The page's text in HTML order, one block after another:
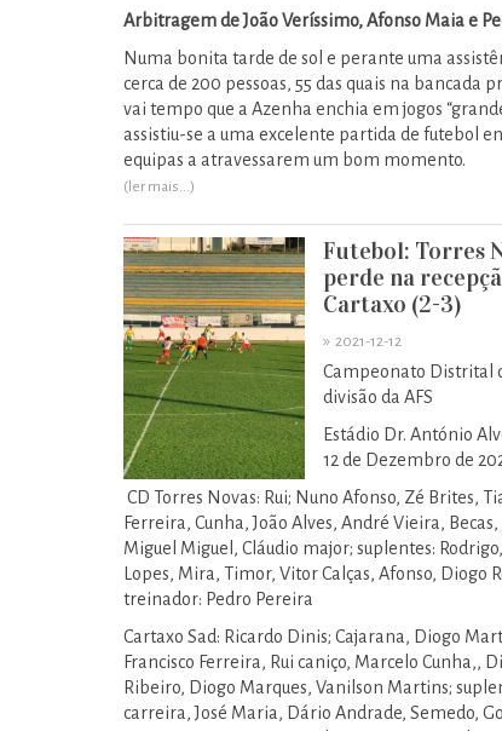
Arbitragem de João Veríssimo, Afonso Maia e
Numa bonita tarde de sol e perante uma
cerca de 200 pessoas, 55 das quais na bancada
vai tempo que a Azenha enchia em jogos
assistiu-se a uma excelente partida de futebol
equipas a atravessarem um bom momento.
(ler mais...)
Futebol: Torres
perde na
Cartaxo (2-3)
» 2021-12-12
Campeonato Distrital
divisão da AFS
Estádio Dr. António
12 de Dezembro de
CD Torres Novas: Rui; Nuno Afonso, Zé Brites,
Ferreira, Cunha, João Alves, André Vieira,
Miguel Miguel, Cláudio major; suplentes:
Lopes, Mira, Timor, Vitor Calças, Afonso, Diogo
treinador: Pedro Pereira
Cartaxo Sad: Ricardo Dinis; Cajarana, Diogo
Francisco Ferreira, Rui caniço, Marcelo Cunha,,
Ribeiro, Diogo Marques, Vanilson Martins;
carreira, José Maria, Dário Andrade, Semedo,